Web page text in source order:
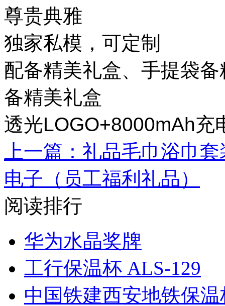
尊贵典雅
独家私模，可定制
配备精美礼盒、手提袋
备精美礼盒
透光LOGO+8000mAh充
上一篇：礼品毛巾浴巾套
电子（员工福利礼品）
阅读排行
华为水晶奖牌
工行保温杯 ALS-129
中国铁建西安地铁保